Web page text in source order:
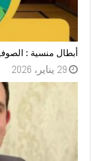
أبطال منسية :
29 يناير، 2026